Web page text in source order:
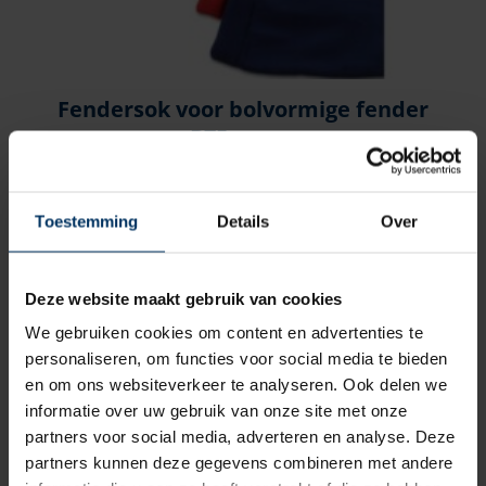
Toestemming Details Over
Deze website maakt gebruik van cookies
We gebruiken cookies om content en advertenties te
personaliseren, om functies voor social media te bieden
en om ons websiteverkeer te analyseren. Ook delen we
informatie over uw gebruik van onze site met onze
partners voor social media, adverteren en analyse. Deze
partners kunnen deze gegevens combineren met andere
Fendersok voor bolvormige fender
B75 zwart
59,40 incl BTW